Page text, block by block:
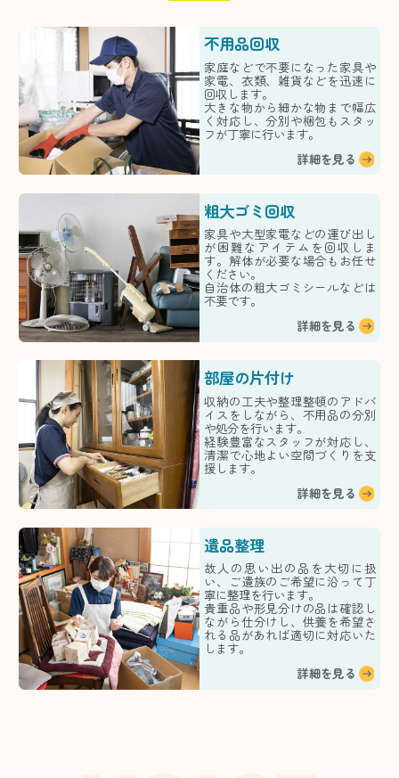
不用品回収
家庭などで不要になった家具や
家電、衣類、雑貨などを迅速に
回収します。
大きな物から細かな物まで幅広
く対応し、分別や梱包もスタッ
フが丁寧に行います。
詳細を見る
粗大ゴミ回収
家具や大型家電などの運び出し
が困難なアイテムを回収しま
す。解体が必要な場合もお任せ
ください。
自治体の粗大ゴミシールなどは
不要です。
詳細を見る
部屋の片付け
収納の工夫や整理整頓のアドバ
イスをしながら、不用品の分別
や処分を行います。
経験豊富なスタッフが対応し、
清潔で心地よい空間づくりを支
援します。
詳細を見る
遺品整理
故人の思い出の品を大切に扱
い、ご遺族のご希望に沿って丁
寧に整理を行います。
貴重品や形見分けの品は確認し
ながら仕分けし、供養を希望さ
れる品があれば適切に対応いた
します。
詳細を見る